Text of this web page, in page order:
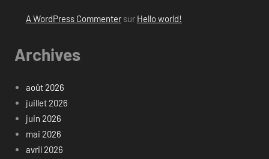
A WordPress Commentersur Hello world!
Archives
août 2026
juillet 2026
juin 2026
mai 2026
avril 2026